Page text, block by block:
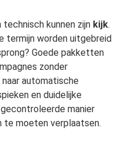
kunnen zijn kijk.
termijn worden uitgebreid
Goede pakketten
zonder
automatische
en duidelijke
manier
te moeten verplaatsen.